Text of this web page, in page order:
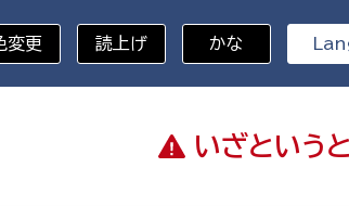
いざと いう
変更 読上げ かな